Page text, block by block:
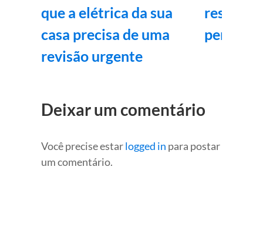
que a elétrica da sua
casa precisa de uma
revisão urgente
pena? 9
Deixar um comentário
Você precise estarlogged in para postar
um comentário.